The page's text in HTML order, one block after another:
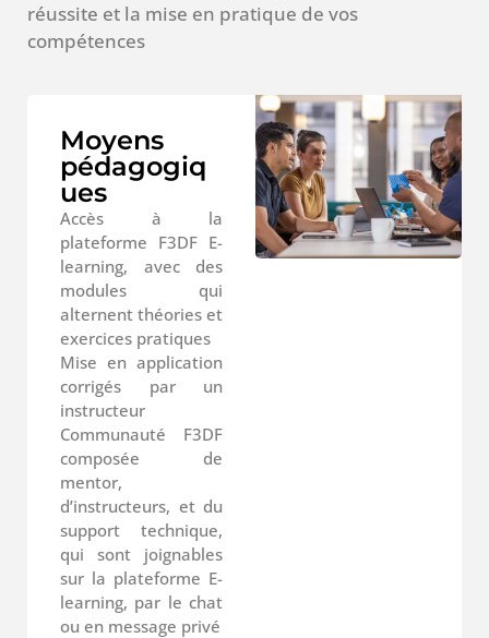
réussite et la mise en pratique de vos
compétences
Moyens
pédagogiq
ues
Accès à la
plateforme F3DF E-
learning, avec des
modules qui
alternent théories et
exercices pratiques
Mise en application
corrigés par un
instructeur
Communauté F3DF
composée de
mentor,
d’instructeurs, et du
support technique,
qui sont joignables
sur la plateforme E-
learning, par le chat
ou en message privé